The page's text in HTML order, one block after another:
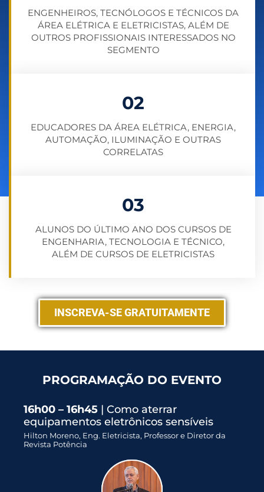
ENGENHEIROS, TECNÓLOGOS E TÉCNICOS DA
ÁREA ELÉTRICA E ELETRICISTAS, ALÉM DE
OUTROS PROFISSIONAIS INTERESSADOS NO
SEGMENTO
02
EDUCADORES DA ÁREA ELÉTRICA, ENERGIA,
AUTOMAÇÃO, ILUMINAÇÃO E OUTRAS
CORRELATAS
03
ALUNOS DO ÚLTIMO ANO DOS CURSOS DE
ENGENHARIA, TECNOLOGIA E TÉCNICO,
ALÉM DE CURSOS DE ELETRICISTAS
INSCREVA-SE GRATUITAMENTE
PROGRAMAÇÃO DO EVENTO
16h00 – 16h45 | Como aterrar
equipamentos eletrônicos sensíveis
Hilton Moreno, Eng. Eletricista, Professor e Diretor da
Revista Potência